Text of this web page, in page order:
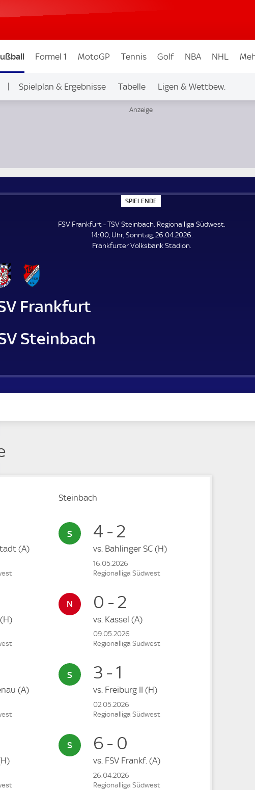
Formel 1 MotoGP Tennis Golf NBA NHL
Spielplan & Ergebnisse Tabelle Ligen & Wettbew.
SPIELENDE
P
E
L
E
N
FSV Frankfurt - TSV Steinbach. Regionalliga Südwest.
14:00, Uhr, Sonntag, 26.04.2026.
Frankfurter Volksbank Stadion.
Frankfurt
Steinbach
(A)
(H)
(A)
Steinbach
4 - 2
vs. Bahlinger SC (H)
16.05.2026
Regionalliga Südwest
0 - 2
vs. Kassel (A)
09.05.2026
Regionalliga Südwest
3 - 1
vs. Freiburg II (H)
02.05.2026
Regionalliga Südwest
6 - 0
vs. FSV Frankf. (A)
26.04.2026
Regionalliga Südwest